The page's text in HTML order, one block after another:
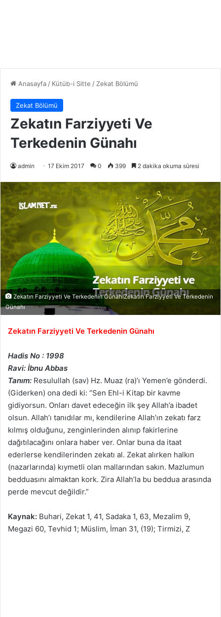
Anasayfa/ Kütüb-i Sitte /Zekat Bölümü
Zekat Bölümü
Zekatın Farziyyeti Ve
Terkedenin Günahı
admin 17 Ekim 2017 0 399 2 dakika okuma süresi
Zekatın Farziyyeti Ve Terkedenin GünahıZekatın Farziyyeti Ve Terkedenin
Günahı
Zekatın Farziyyeti Ve Terkedenin Günahı
Hadis No : 1998
Ravi: İbnu Abbas
Tanım: Resulullah (sav) Hz. Muaz (ra)’ı Yemen’e gönderdi.
(Giderken) ona dedi ki: “Sen Ehl-i Kitap bir kavme
gidiyorsun. Onları davet edeceğin ilk şey Allah’a ibadet
olsun. Allah’ı tanıdılar mı, kendilerine Allah’ın zekatı farz
kılmış olduğunu, zenginlerinden alınıp fakirlerine
dağıtılacağını onlara haber ver. Onlar buna da itaat
ederlerse kendilerinden zekatı al. Zekat alırken halkın
(nazarlarında) kıymetli olan mallarından sakın. Mazlumun
bedduasını almaktan kork. Zira Allah’la bu beddua arasında
perde mevcut değildir.”
Kaynak: Buhari, Zekat 1, 41, Sadaka 1, 63, Mezalim 9,
Megazi 60, Tevhid 1; Müslim, İman 31, (19); Tirmizi, Z